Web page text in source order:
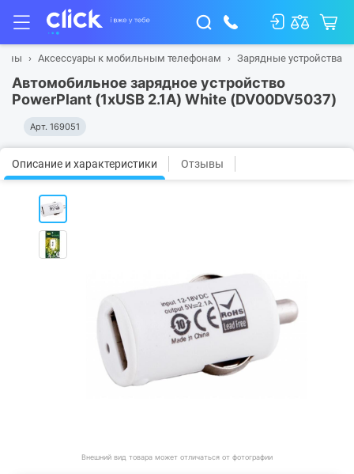
Аксессуары к мобильным телефонам Зарядные устройства
Автомобильное зарядное устройство
PowerPlant (1xUSB 2.1A) White (DV00DV5037)
Арт. 169051
Описание и характеристики Отзывы
Внешний вид товара может отличаться от фотографии